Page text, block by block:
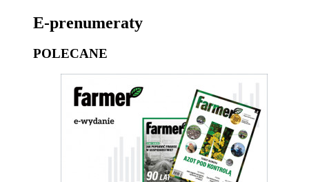
E-prenumeraty
POLECANE